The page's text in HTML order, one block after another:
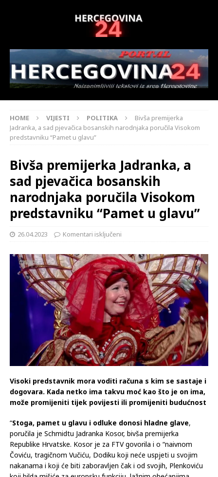
HOME VIJESTI POLITIKA
Bivša premijerka
Jadranka, a sad pjevačica bosanskih narodnjaka poručila Visokom
predstavniku “Pamet u glavu”
Bivša premijerka Jadranka, a
sad pjevačica bosanskih
narodnjaka poručila Visokom
predstavniku “Pamet u glavu”
26.04.2023 Komentari isključeni
Visoki predstavnik mora voditi računa s kim se sastaje i
dogovara. Kada netko ima takvu moć kao što je on ima,
može promijeniti tijek povijesti ili promijeniti budućnost
“Stoga, pamet u glavu i odluke donosi hladne glave,
poručila je Schmidtu Jadranka Kosor, bivša premijerka
Republike Hrvatske. Kosor je za FTV govorila i o “naivnom
Čoviću, tragičnom Vučiću, Dodiku koji neće uspjeti u svojim
nakanama i koji će biti zaboravljen čak i od svojih, Plenkoviću